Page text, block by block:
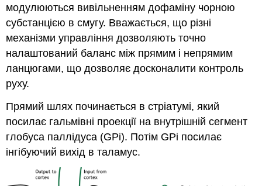
модулюються вивільненням дофаміну чорною
субстанцією в смугу. Вважається, що різні
механізми управління дозволяють точно
налаштований баланс між прямим і непрямим
ланцюгами, що дозволяє досконалити контроль
руху.
Прямий шлях починається в стріатумі, який
посилає гальмівні проекції на внутрішній сегмент
глобуса паллідуса (GPi). Потім GPi посилає
інгібуючий вихід в таламус.